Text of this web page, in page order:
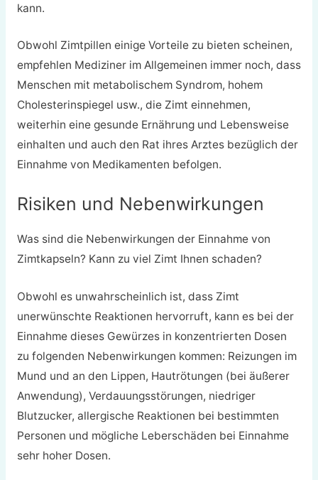
kann.
Obwohl Zimtpillen einige Vorteile zu bieten scheinen,
empfehlen Mediziner im Allgemeinen immer noch, dass
Menschen mit metabolischem Syndrom, hohem
Cholesterinspiegel usw., die Zimt einnehmen,
weiterhin eine gesunde Ernährung und Lebensweise
einhalten und auch den Rat ihres Arztes bezüglich der
Einnahme von Medikamenten befolgen.
Risiken und Nebenwirkungen
Was sind die Nebenwirkungen der Einnahme von
Zimtkapseln? Kann zu viel Zimt Ihnen schaden?
Obwohl es unwahrscheinlich ist, dass Zimt
unerwünschte Reaktionen hervorruft, kann es bei der
Einnahme dieses Gewürzes in konzentrierten Dosen
zu folgenden Nebenwirkungen kommen: Reizungen im
Mund und an den Lippen, Hautrötungen (bei äußerer
Anwendung), Verdauungsstörungen, niedriger
Blutzucker, allergische Reaktionen bei bestimmten
Personen und mögliche Leberschäden bei Einnahme
sehr hoher Dosen.